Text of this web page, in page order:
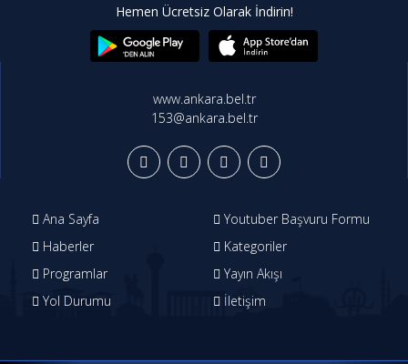
Hemen Ücretsiz Olarak İndirin!
www.ankara.bel.tr
153@ankara.bel.tr
Ana Sayfa
Youtuber Başvuru Formu
Haberler
Kategoriler
Programlar
Yayın Akışı
Yol Durumu
İletişim